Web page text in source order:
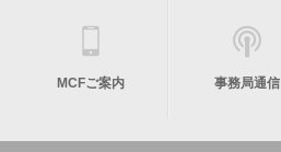
MCFご案内 事務局通信